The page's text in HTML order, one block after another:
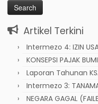
Artikel Terkini
Intermezo 4: IZIN
KONSEPSI PAJAK
Laporan Tahunan
Intermezo 3:
NEGARA GAGAL